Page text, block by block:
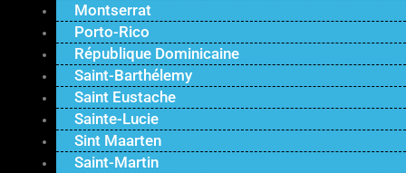
Montserrat
Porto-Rico
République Dominicaine
Saint-Barthélemy
Saint Eustache
Sainte-Lucie
Sint Maarten
Saint-Martin